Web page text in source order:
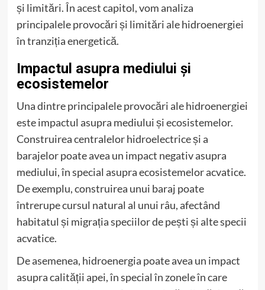
și limitări. În acest capitol, vom analiza
principalele provocări și limitări ale hidroenergiei
în tranziția energetică.
Impactul asupra mediului și
ecosistemelor
Una dintre principalele provocări ale hidroenergiei
este impactul asupra mediului și ecosistemelor.
Construirea centralelor hidroelectrice și a
barajelor poate avea un impact negativ asupra
mediului, în special asupra ecosistemelor acvatice.
De exemplu, construirea unui baraj poate
întrerupe cursul natural al unui râu, afectând
habitatul și migrația speciilor de pești și alte specii
acvatice.
De asemenea, hidroenergia poate avea un impact
asupra calității apei, în special în zonele în care